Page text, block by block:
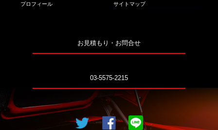
プロフィール サイトマップ
お見積もり・お問合せ
03-5575-2215